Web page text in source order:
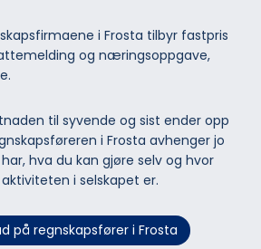
i Frosta tilbyr fastpris
og næringsoppgave,
til syvende og sist ender opp
i Frosta avhenger jo
hva du kan gjøre selv og hvor
i selskapet er.
på regnskapsfører i Frosta